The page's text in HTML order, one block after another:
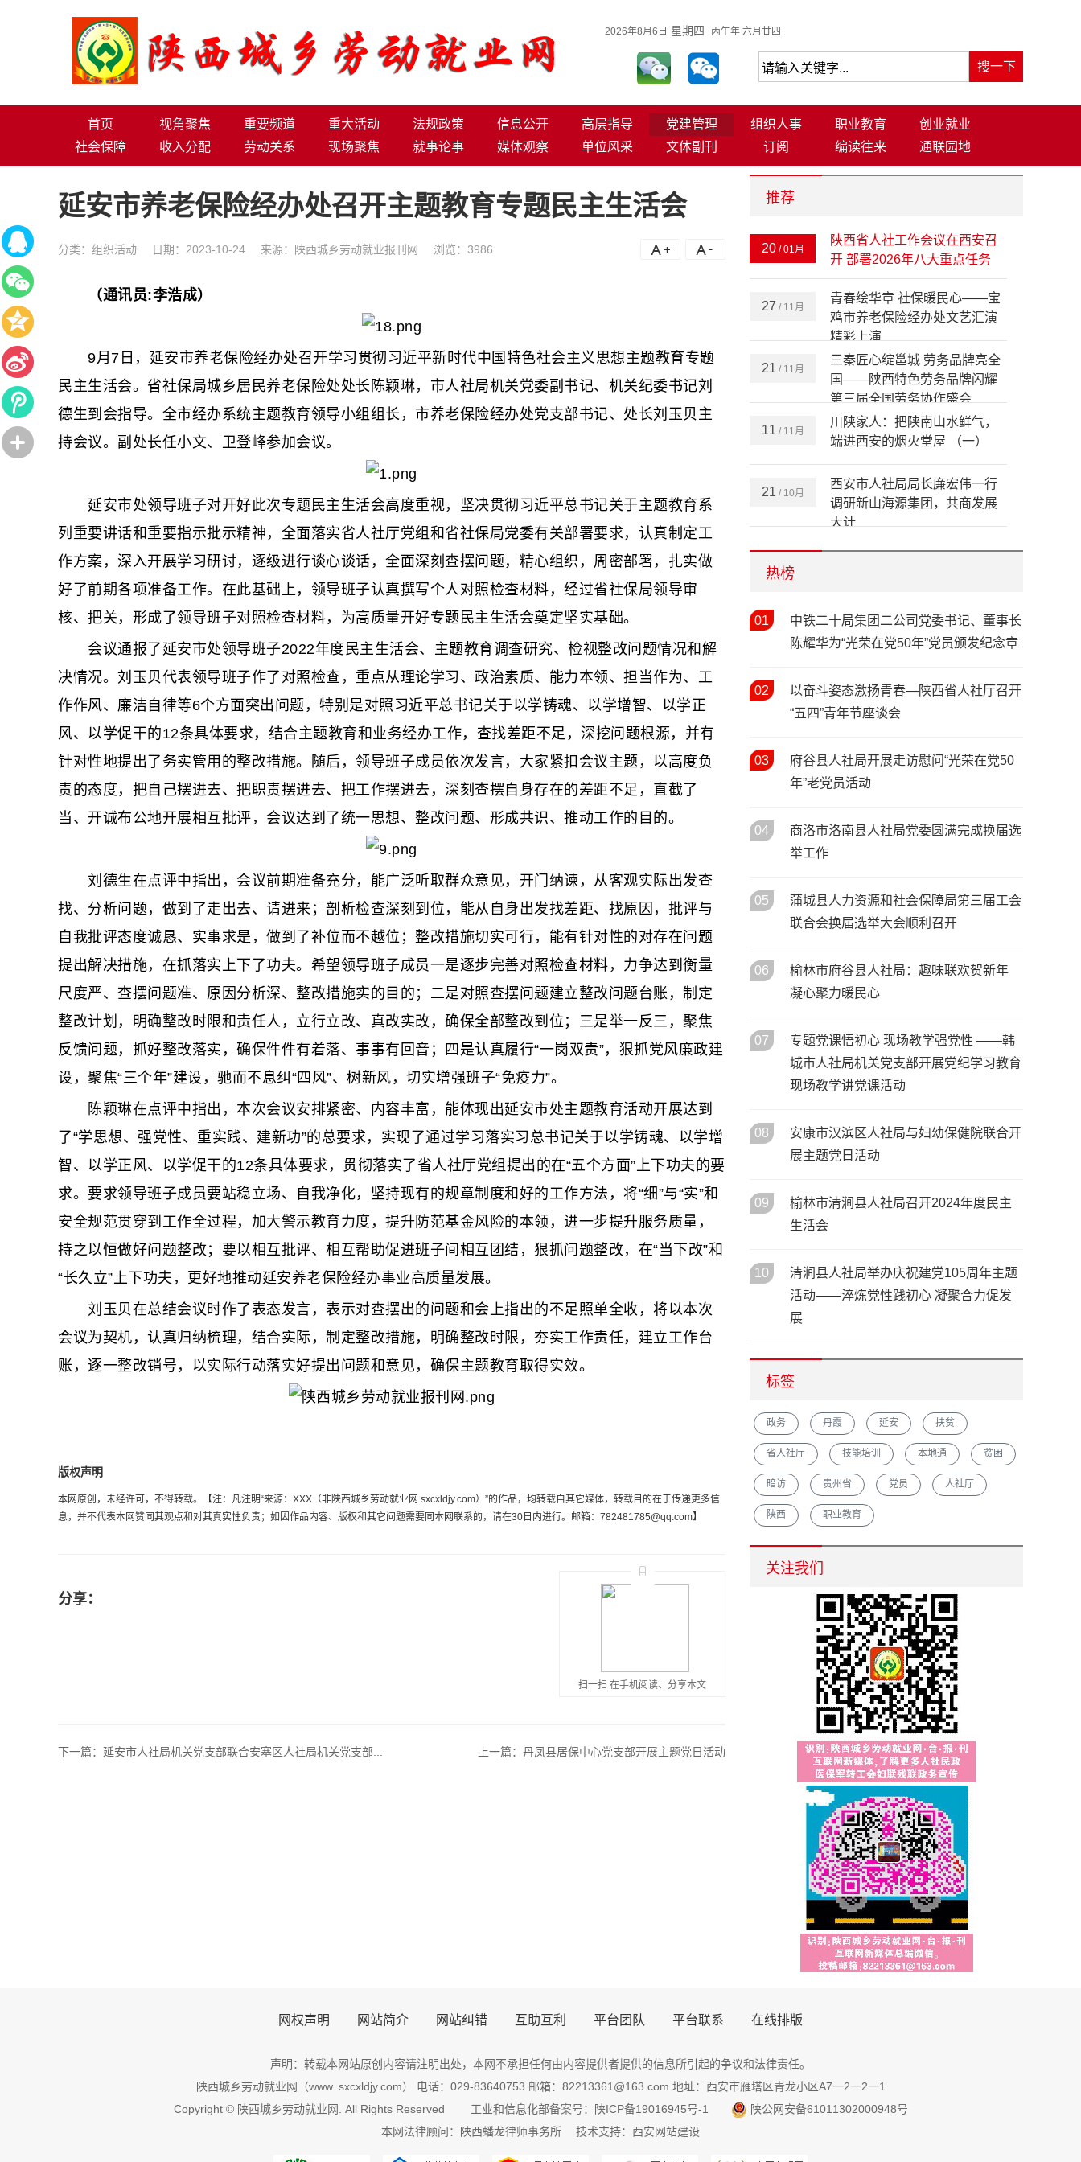
2026年8月6日 星期四 丙午年 六月廿四
首页 视角聚焦 重要频道 重大活动 法规政策 信息公开 高层指导 党建管理 组织人事 职业教育
创业就业
社会保障
收入分配 劳动关系 现场聚焦 就事论事 媒体观察 单位风采 文体副刊 订阅 编读往来 通联园地
延安市养老保险经办处召开主题教育专题民主生活会
分类： 组织活动 日期：2023-10-24 来源：陕西城乡劳动就业报刊网 浏览： 3986
（通讯员:李浩成）
9月7日，延安市养老保险经办处召开学习贯彻习近平新时代中国特色社会主义思想主题教育专题
民主生活会。省社保局城乡居民养老保险处处长陈颖琳，市人社局机关党委副书记、机关纪委书记刘
德生到会指导。全市经办系统主题教育领导小组组长，市养老保险经办处党支部书记、处长刘玉贝主
持会议。副处长任小文、卫登峰参加会议。
延安市处领导班子对开好此次专题民主生活会高度重视，坚决贯彻习近平总书记关于主题教育系
列重要讲话和重要指示批示精神，全面落实省人社厅党组和省社保局党委有关部署要求，认真制定工
作方案，深入开展学习研讨，逐级进行谈心谈话，全面深刻查摆问题，精心组织，周密部署，扎实做
好了前期各项准备工作。在此基础上，领导班子认真撰写个人对照检查材料，经过省社保局领导审
核、把关，形成了领导班子对照检查材料，为高质量开好专题民主生活会奠定坚实基础。
会议通报了延安市处领导班子2022年度民主生活会、主题教育调查研究、检视整改问题情况和解
决情况。刘玉贝代表领导班子作了对照检查，重点从理论学习、政治素质、能力本领、担当作为、工
作作风、廉洁自律等6个方面突出问题，特别是对照习近平总书记关于以学铸魂、以学增智、以学正
风、以学促干的12条具体要求，结合主题教育和业务经办工作，查找差距不足，深挖问题根源，并有
针对性地提出了务实管用的整改措施。随后，领导班子成员依次发言，大家紧扣会议主题，以高度负
责的态度，把自己摆进去、把职责摆进去、把工作摆进去，深刻查摆自身存在的差距不足，直截了
当、开诚布公地开展相互批评，会议达到了统一思想、整改问题、形成共识、推动工作的目的。
刘德生在点评中指出，会议前期准备充分，能广泛听取群众意见，开门纳谏，从客观实际出发查
找、分析问题，做到了走出去、请进来；剖析检查深刻到位，能从自身出发找差距、找原因，批评与
自我批评态度诚恳、实事求是，做到了补位而不越位；整改措施切实可行，能有针对性的对存在问题
提出解决措施，在抓落实上下了功夫。希望领导班子成员一是逐步完善对照检查材料，力争达到衡量
尺度严、查摆问题准、原因分析深、整改措施实的目的；二是对照查摆问题建立整改问题台账，制定
整改计划，明确整改时限和责任人，立行立改、真改实改，确保全部整改到位；三是举一反三，聚焦
反馈问题，抓好整改落实，确保件件有着落、事事有回音；四是认真履行“一岗双责”，狠抓党风廉政建
设，聚焦“三个年”建设，驰而不息纠“四风”、树新风，切实增强班子“免疫力”。
陈颖琳在点评中指出，本次会议安排紧密、内容丰富，能体现出延安市处主题教育活动开展达到
了“学思想、强党性、重实践、建新功”的总要求，实现了通过学习落实习总书记关于以学铸魂、以学增
智、以学正风、以学促干的12条具体要求，贯彻落实了省人社厅党组提出的在“五个方面”上下功夫的要
求。要求领导班子成员要站稳立场、自我净化，坚持现有的规章制度和好的工作方法，将“细”与“实”和
安全规范贯穿到工作全过程，加大警示教育力度，提升防范基金风险的本领，进一步提升服务质量，
持之以恒做好问题整改；要以相互批评、相互帮助促进班子间相互团结，狠抓问题整改，在“当下改”和
“长久立”上下功夫，更好地推动延安养老保险经办事业高质量发展。
刘玉贝在总结会议时作了表态发言，表示对查摆出的问题和会上指出的不足照单全收，将以本次
会议为契机，认真归纳梳理，结合实际，制定整改措施，明确整改时限，夯实工作责任，建立工作台
账，逐一整改销号，以实际行动落实好提出问题和意见，确保主题教育取得实效。
版权声明
本网原创，未经许可，不得转载。【注：凡注明“来源：XXX（非陕西城乡劳动就业网 sxcxldjy.com）”的作品，均转载自其它媒体，转载目的在于传递更多信
息，并不代表本网赞同其观点和对其真实性负责；如因作品内容、版权和其它问题需要同本网联系的，请在30日内进行。邮箱：782481785@qq.com】
分享：
扫一扫 在手机阅读、分享本文
上一篇： 丹凤县居保中心党支部开展主题党日活动
下一篇： 延安市人社局机关党支部联合安塞区人社局机关党支部...
推荐
20/ 01月
陕西省人社工作会议在西安召
开 部署2026年八大重点任务
27 / 11月
青春绘华章 社保暖民心——宝
鸡市养老保险经办处文艺汇演
精彩上演
21 / 11月
三秦匠心绽邕城 劳务品牌亮全
国——陕西特色劳务品牌闪耀
第三届全国劳务协作盛会
11 / 11月
川陕家人：把陕南山水鲜气，
端进西安的烟火堂屋 （一）
21 / 10月
西安市人社局局长廉宏伟一行
调研新山海源集团，共商发展
大计
全省依法行政和劳动保障监察
12 / 02月
情暖新春 关怀同行——陕西省
问活动
03 / 02月
业——西安市2026年春风行动
暨就业援助季（春暖农民工）
社会保障工作会议 擘画“十五
五”开局人社发展新蓝图
暨就业援助季启动仪式在安康
热榜
01
中铁二十局集团二公司党委书记、董事长
陈耀华为“光荣在党50年”党员颁发纪念章
02
以奋斗姿态激扬青春—陕西省人社厅召开
“五四”青年节座谈会
03
府谷县人社局开展走访慰问“光荣在党50
年”老党员活动
04
商洛市洛南县人社局党委圆满完成换届选
举工作
05
蒲城县人力资源和社会保障局第三届工会
联合会换届选举大会顺利召开
06
榆林市府谷县人社局：趣味联欢贺新年
凝心聚力暖民心
07
专题党课悟初心 现场教学强党性 ——韩
城市人社局机关党支部开展党纪学习教育
现场教学讲党课活动
08
安康市汉滨区人社局与妇幼保健院联合开
展主题党日活动
09
榆林市清涧县人社局召开2024年度民主
生活会
10
清涧县人社局举办庆祝建党105周年主题
活动——淬炼党性践初心 凝聚合力促发
展
标签
政务 丹霞 延安 扶贫
省人社厅 技能培训 本地通 贫困
暗访 贵州省 党员 人社厅
陕西 职业教育
汉中市重点培育农村创业致富带头人促脱贫增收
关注我们
网权声明 网站简介 网站纠错 互助互利 平台团队 平台联系 在线排版
声明：转载本网站原创内容请注明出处， 本网不承担任何由内容提供者提供的信息所引起的争议和法律责任。
陕西城乡劳动就业网（www. sxcxldjy.com） 电话：029-83640753 邮箱：82213361@163.com 地址：西安市雁塔区青龙小区A7一2一2一1
Copyright © 陕西城乡劳动就业网. All Rights Reserved
工业和信息化部备案号：陕ICP备19016945号-1
陕公网安备61011302000948号
本网法律顾问：
陕西蟠龙律师事务所 技术支持： 西安网站建设